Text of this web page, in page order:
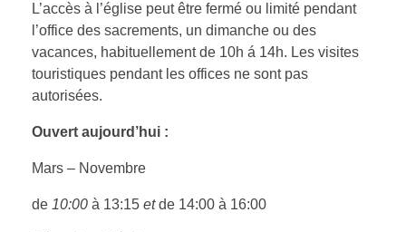
Saint Alexis, Métropolite de Moscou
L’Eglise Orthodoxe Russe à Leipzig
Concernant la situation en l’Allemagne
Diocese du Patriarcat de Moscou
УКРАЇНСЬКА
日本語
L’accès à l’église peut être fermé ou limité pendant
l’office des sacrements, un dimanche ou des
vacances, habituellement de 10h á 14h. Les visites
touristiques pendant les offices ne sont pas
autorisées.
Ouvert aujourd’hui :
Mars – Novembre
de 10:00 à 13:15 etde 14:00 à 16:00